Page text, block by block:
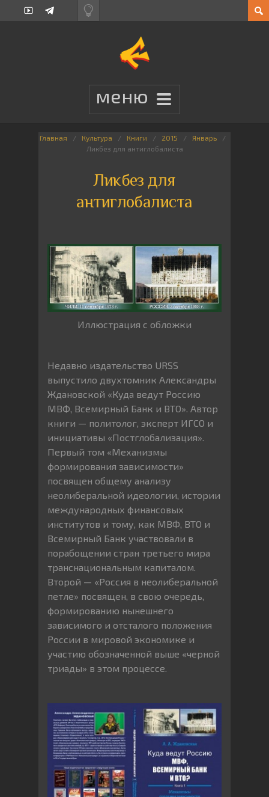
Главная Культура Книги 2015
Январь
Ликбез для антиглобалиста
Ликбез для
антиглобалиста
Иллюстрация с обложки
Недавно издательство URSS
выпустило двухтомник Александры
Ждановской «Куда ведут Россию
МВФ, Всемирный Банк и ВТО». Автор
книги — политолог, эксперт ИГСО и
инициативы «Постглобализация».
Первый том «Механизмы
формирования зависимости»
посвящен общему анализу
неолиберальной идеологии, истории
международных финансовых
институтов и тому, как МВФ, ВТО и
Всемирный Банк участвовали в
порабощении стран третьего мира
транснациональным капиталом.
Второй — «Россия в неолиберальной
петле» посвящен, в свою очередь,
формированию нынешнего
зависимого и отсталого положения
России в мировой экономике и
участию обозначенной выше «черной
триады» в этом процессе.